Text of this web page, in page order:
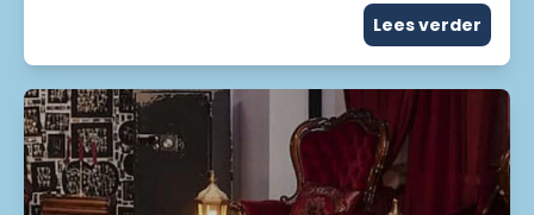
Lees verder